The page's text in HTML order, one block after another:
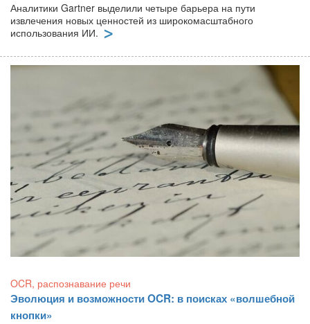
Аналитики Gartner выделили четыре барьера на пути
извлечения новых ценностей из широкомасштабного
использования ИИ.
OCR, распознавание речи
Эволюция и возможности OCR: в поисках «волшебной
кнопки»